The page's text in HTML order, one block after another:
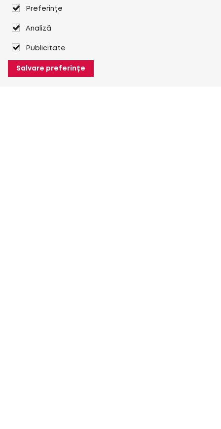
Preferințe
Analiză
Publicitate
Salvare preferințe